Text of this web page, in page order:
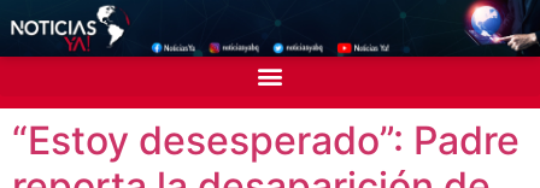
“Estoy desesperado”: Padre